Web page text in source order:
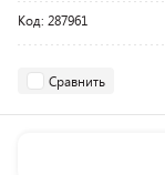
Код: 287961
Сравнить